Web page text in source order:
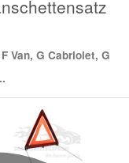
Van, G Cabriolet, G